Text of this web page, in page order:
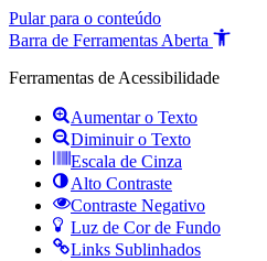
Pular para o conteúdo
Barra de Ferramentas Aberta
Ferramentas de Acessibilidade
Aumentar o Texto
Diminuir o Texto
Escala de Cinza
Alto Contraste
Contraste Negativo
Luz de Cor de Fundo
Links Sublinhados